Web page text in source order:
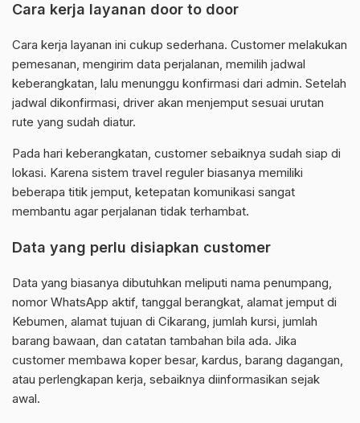
Cara kerja layanan door to door
Cara kerja layanan ini cukup sederhana. Customer melakukan
pemesanan, mengirim data perjalanan, memilih jadwal
keberangkatan, lalu menunggu konfirmasi dari admin. Setelah
jadwal dikonfirmasi, driver akan menjemput sesuai urutan
rute yang sudah diatur.
Pada hari keberangkatan, customer sebaiknya sudah siap di
lokasi. Karena sistem travel reguler biasanya memiliki
beberapa titik jemput, ketepatan komunikasi sangat
membantu agar perjalanan tidak terhambat.
Data yang perlu disiapkan customer
Data yang biasanya dibutuhkan meliputi nama penumpang,
nomor WhatsApp aktif, tanggal berangkat, alamat jemput di
Kebumen, alamat tujuan di Cikarang, jumlah kursi, jumlah
barang bawaan, dan catatan tambahan bila ada. Jika
customer membawa koper besar, kardus, barang dagangan,
atau perlengkapan kerja, sebaiknya diinformasikan sejak
awal.